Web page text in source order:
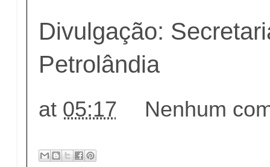
Divulgação:
Petrolândia
at 05:17 Nenhum